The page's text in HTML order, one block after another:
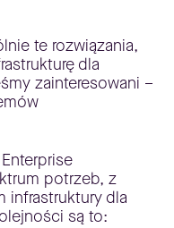
te rozwiązania,
dla
zainteresowani –
potrzeb, z
infrastruktury dla
są to: